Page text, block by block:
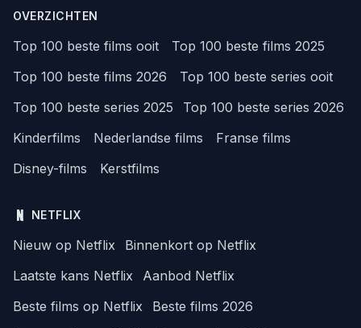
OVERZICHTEN
Top 100 beste films ooit
Top 100 beste films 2025
Top 100 beste films 2026
Top 100 beste series ooit
Top 100 beste series 2025
Top 100 beste series 2026
Kinderfilms
Nederlandse films
Franse films
Disney-films
Kerstfilms
NETFLIX
Nieuw op Netflix
Binnenkort op Netflix
Laatste kans Netflix
Aanbod Netflix
Beste films op Netflix
Beste films 2026